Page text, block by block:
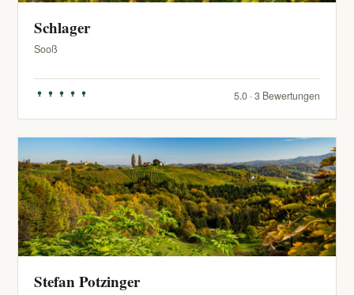
Schlager
Sooß
5.0 · 3 Bewertungen
Stefan Potzinger